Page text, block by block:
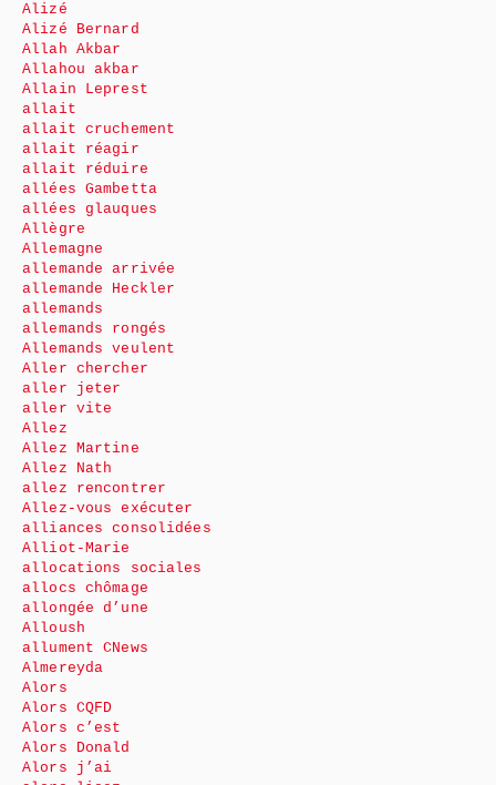
Alizé
Alizé Bernard
Allah Akbar
Allahou akbar
Allain Leprest
allait
allait cruchement
allait réagir
allait réduire
allées Gambetta
allées glauques
Allègre
Allemagne
allemande arrivée
allemande Heckler
allemands
allemands rongés
Allemands veulent
Aller chercher
aller jeter
aller vite
Allez
Allez Martine
Allez Nath
allez rencontrer
Allez-vous exécuter
alliances consolidées
Alliot-Marie
allocations sociales
allocs chômage
allongée d’une
Alloush
allument CNews
Almereyda
Alors
Alors CQFD
Alors c’est
Alors Donald
Alors j’ai